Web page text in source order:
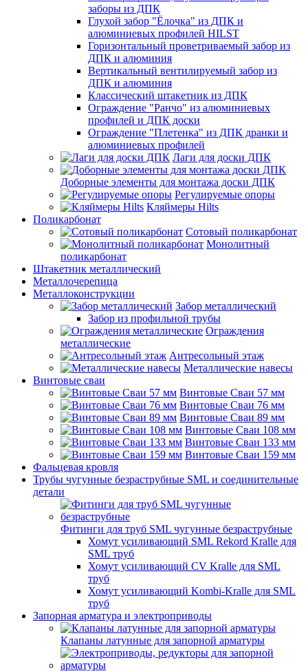
заборы из ДПК
Глухой забор "Ёлочка" из ДПК и
алюминиевых профилей HILST
Горизонтальный проветриваемый забор из
ДПК и алюминия
Вертикальный вентилируемый забор из
ДПК и алюминия
Классический штакетник из ДПК
Ограждение "Ранчо" из алюминиевых
профилей и ДПК доски
Ограждение "Плетенка" из ДПК дранки и
алюминиевых профилей
Лаги для доски ДПК
Доборные элементы для монтажа доски ДПК
Регулируемые опоры
Кляймеры Hilts
Поликарбонат
Сотовый поликарбонат
Монолитный
поликарбонат
Штакетник металлический
Металлочерепица
Металлоконструкции
Забор металлический
Забор из профильной трубы
Ограждения
металлические
Антресольный этаж
Металлические навесы
Винтовые сваи
Винтовые Сваи 57 мм
Винтовые Сваи 76 мм
Винтовые Сваи 89 мм
Винтовые Сваи 108 мм
Винтовые Сваи 133 мм
Винтовые Сваи 159 мм
Фальцевая кровля
Трубы чугунные безраструбные SML и соединительные
детали
Фитинги для труб SML чугунные безраструбные
Хомут усиливающий SML Rekord Kralle для
SML труб
Хомут усиливающий CV Kralle для SML
труб
Хомут усиливающий Kombi-Kralle для SML
труб
Запорная арматура и электроприводы
Клапаны латунные для запорной арматуры